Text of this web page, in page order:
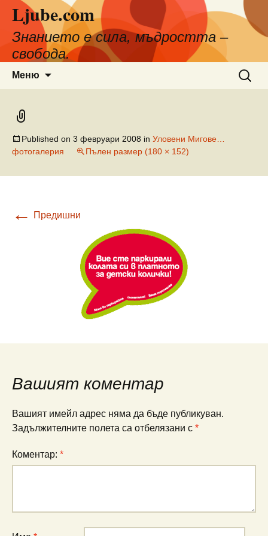
съдържанието
Ljube.com
Знанието е сила, мъдростта –
свобода.
Меню
за:
Published on 3 февруари 2008 in Уловени Мигове…
фотогалерия
Пълен размер (180 × 152)
← Предишни
Вашият коментар
Вашият имейл адрес няма да бъде публикуван.
Задължителните полета са отбелязани с *
Коментар: *